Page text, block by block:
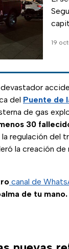
el
19
del Puente de
de gas
30
regulación del
la creación de
canal de
de tu mano.